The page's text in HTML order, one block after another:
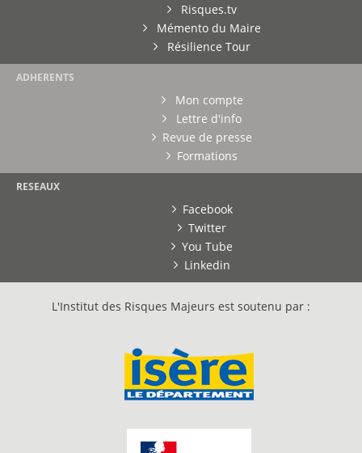
Risques.tv
Mémento du Maire
Résilience Tour
ADHERENTS
Mon compte
Lettre d'info
Revue de presse
Formations
RESEAUX
Facebook
Twitter
You Tube
Linkedin
L'Institut des Risques Majeurs est soutenu par :